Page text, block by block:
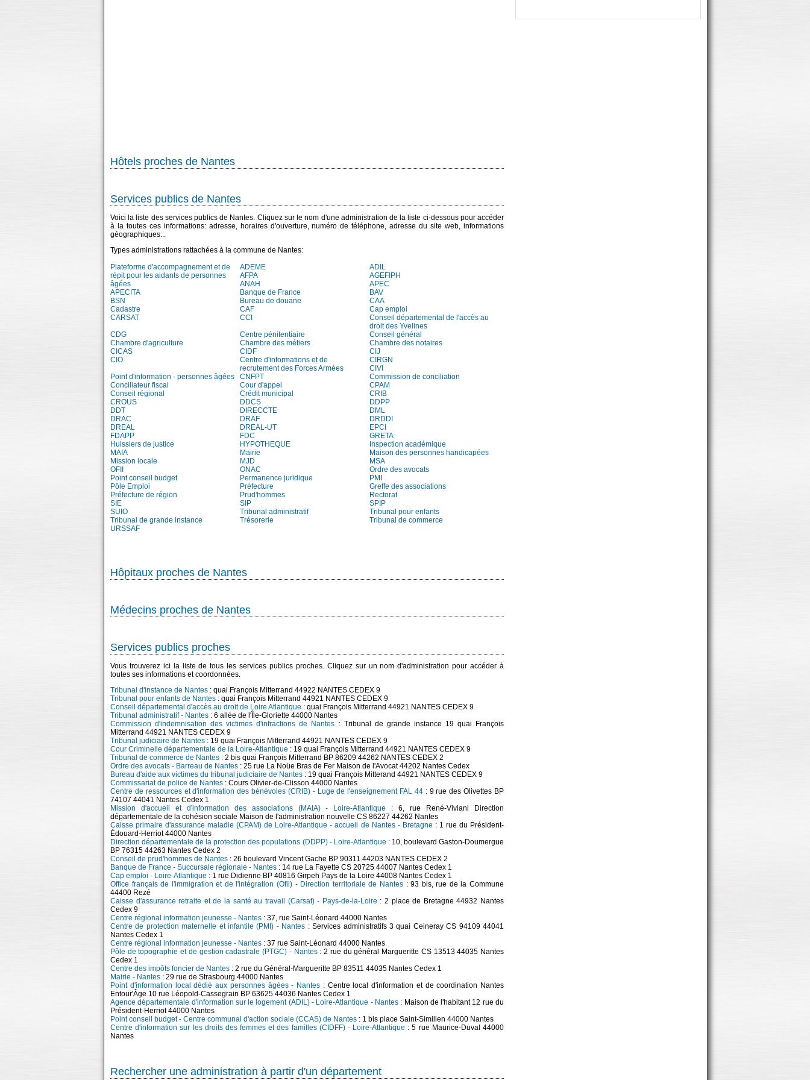
Hôtels proches de Nantes
Services publics de Nantes
Voici la liste des services publics de Nantes. Cliquez sur le nom d'une administration de la liste ci-dessous pour accéder
à la toutes ces informations: adresse, horaires d'ouverture, numéro de téléphone, adresse du site web, informations
géographiques...
Types administrations rattachées à la commune de Nantes:
Plateforme d'accompagnement et de
répit pour les aidants de personnes
âgées
ADEME
ADIL
AFPA
AGEFIPH
ANAH
APEC
APECITA
Banque de France
BAV
BSN
Bureau de douane
CAA
Cadastre
CAF
Cap emploi
CARSAT
CCI
Conseil départemental de l'accès au
droit des Yvelines
CDG
Centre pénitentiaire
Conseil général
Chambre d'agriculture
Chambre des métiers
Chambre des notaires
CICAS
CIDF
CIJ
CIO
Centre d'informations et de
recrutement des Forces Armées
CIRGN
CIVI
Point d'information - personnes âgées
CNFPT
Commission de conciliation
Conciliateur fiscal
Cour d'appel
CPAM
Conseil régional
Crédit municipal
CRIB
CROUS
DDCS
DDPP
DDT
DIRECCTE
DML
DRAC
DRAF
DRDDI
DREAL
DREAL-UT
EPCI
FDAPP
FDC
GRETA
Huissiers de justice
HYPOTHEQUE
Inspection académique
MAIA
Mairie
Maison des personnes handicapées
Mission locale
MJD
MSA
OFII
ONAC
Ordre des avocats
Point conseil budget
Permanence juridique
PMI
Pôle Emploi
Préfecture
Greffe des associations
Préfecture de région
Prud'hommes
Rectorat
SIE
SIP
SPIP
SUIO
Tribunal administratif
Tribunal pour enfants
Tribunal de grande instance
Trésorerie
Tribunal de commerce
URSSAF
Hôpitaux proches de Nantes
Médecins proches de Nantes
Services publics proches
Vous trouverez ici la liste de tous les services publics proches. Cliquez sur un nom d'administration pour accéder à
toutes ses informations et coordonnées.
Tribunal d'instance de Nantes : quai François Mitterrand 44922 NANTES CEDEX 9
Tribunal pour enfants de Nantes : quai François Mitterrand 44921 NANTES CEDEX 9
Conseil départemental d'accès au droit de Loire Atlantique : quai François Mitterrand 44921 NANTES CEDEX 9
Tribunal administratif - Nantes : 6 allée de l'Île-Gloriette 44000 Nantes
Commission d'indemnisation des victimes d'infractions de Nantes : Tribunal de grande instance 19 quai François
Mitterrand 44921 NANTES CEDEX 9
Tribunal judiciaire de Nantes : 19 quai François Mitterrand 44921 NANTES CEDEX 9
Cour Criminelle départementale de la Loire-Atlantique : 19 quai François Mitterrand 44921 NANTES CEDEX 9
Tribunal de commerce de Nantes : 2 bis quai François Mitterrand BP 86209 44262 NANTES CEDEX 2
Ordre des avocats - Barreau de Nantes : 25 rue La Noüe Bras de Fer Maison de l'Avocat 44202 Nantes Cedex
Bureau d'aide aux victimes du tribunal judiciaire de Nantes : 19 quai François Mitterand 44921 NANTES CEDEX 9
Commissariat de police de Nantes : Cours Olivier-de-Clisson 44000 Nantes
Centre de ressources et d'information des bénévoles (CRIB) - Luge de l'enseignement FAL 44: 9 rue des Olivettes BP
74107 44041 Nantes Cedex 1
Mission d'accueil et d'information des associations (MAIA) - Loire-Atlantique : 6, rue René-Viviani Direction
départementale de la cohésion sociale Maison de l'administration nouvelle CS 86227 44262 Nantes
Caisse primaire d'assurance maladie (CPAM) de Loire-Atlantique - accueil de Nantes - Bretagne : 1 rue du Président-
Édouard-Herriot 44000 Nantes
Direction départementale de la protection des populations (DDPP) - Loire-Atlantique : 10, boulevard Gaston-Doumergue
BP 76315 44263 Nantes Cedex 2
Conseil de prud'hommes de Nantes : 26 boulevard Vincent Gache BP 90311 44203 NANTES CEDEX 2
Banque de France - Succursale régionale - Nantes : 14 rue La Fayette CS 20725 44007 Nantes Cedex 1
Cap emploi - Loire-Atlantique : 1 rue Didienne BP 40816 Girpeh Pays de la Loire 44008 Nantes Cedex 1
Office français de l'immigration et de l'intégration (Ofii) - Direction territoriale de Nantes: 93 bis, rue de la Commune
44400 Rezé
Caisse d'assurance retraite et de la santé au travail (Carsat) - Pays-de-la-Loire : 2 place de Bretagne 44932 Nantes
Cedex 9
Centre régional information jeunesse - Nantes : 37, rue Saint-Léonard 44000 Nantes
Centre de protection maternelle et infantile (PMI) - Nantes : Services administratifs 3 quai Ceineray CS 94109 44041
Nantes Cedex 1
Centre régional information jeunesse - Nantes : 37 rue Saint-Léonard 44000 Nantes
Pôle de topographie et de gestion cadastrale (PTGC) - Nantes: 2 rue du général Margueritte CS 13513 44035 Nantes
Cedex 1
Centre des impôts foncier de Nantes : 2 rue du Général-Margueritte BP 83511 44035 Nantes Cedex 1
Mairie - Nantes : 29 rue de Strasbourg 44000 Nantes
Point d'information local dédié aux personnes âgées - Nantes : Centre local d'information et de coordination Nantes
Entour'Âge 10 rue Léopold-Cassegrain BP 63625 44036 Nantes Cedex 1
Agence départementale d'information sur le logement (ADIL) - Loire-Atlantique - Nantes: Maison de l'habitant 12 rue du
Président-Herriot 44000 Nantes
Point conseil budget - Centre communal d'action sociale (CCAS) de Nantes : 1 bis place Saint-Similien 44000 Nantes
Centre d'information sur les droits des femmes et des familles (CIDFF) - Loire-Atlantique : 5 rue Maurice-Duval 44000
Nantes
Rechercher une administration à partir d'un département